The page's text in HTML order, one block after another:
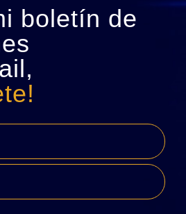
boletín de